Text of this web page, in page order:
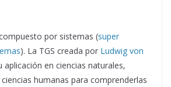
por sistemas (super
). La TGS creada por Ludwig von
aplicación en ciencias naturales,
humanas para comprenderlas